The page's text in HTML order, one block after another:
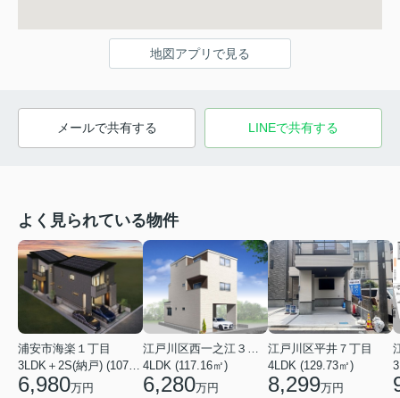
地図アプリで見る
メールで共有する LINEで共有する
よく見られている物件
浦安市海楽１丁目
3LDK＋2S(納戸) (107.44㎡)
6,980万円
江戸川区西一之江３丁目
4LDK (117.16㎡)
6,280万円
江戸川区平井７丁目
4LDK (129.73㎡)
8,299万円